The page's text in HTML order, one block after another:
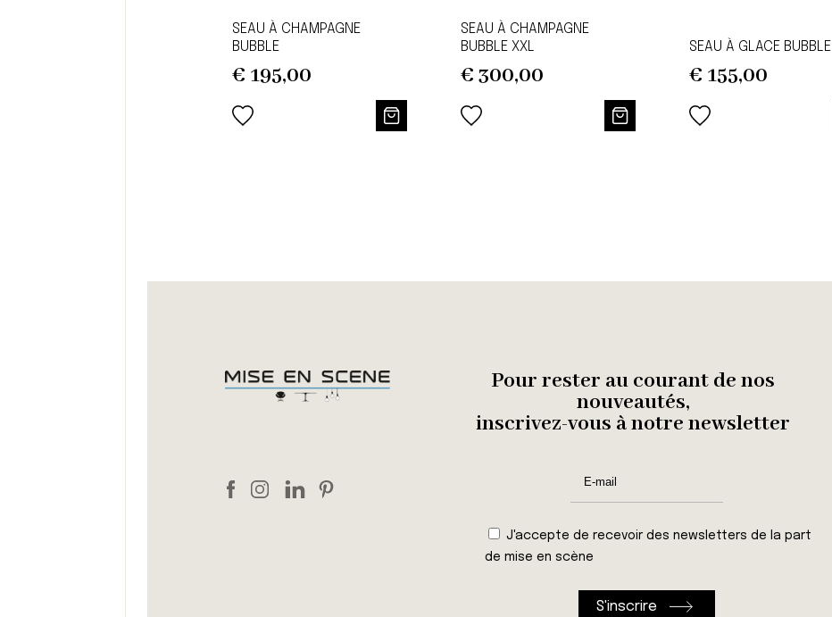
SEAU À CHAMPAGNE
BUBBLE
€ 195,00
SEAU À CHAMPAGNE
BUBBLE XXL
€ 300,00
SEAU À GLACE BUBBLE
€ 155,00
Pour rester au courant de nos
nouveautés,
inscrivez-vous à notre newsletter
J'accepte de recevoir des newsletters de la part
de mise en scène